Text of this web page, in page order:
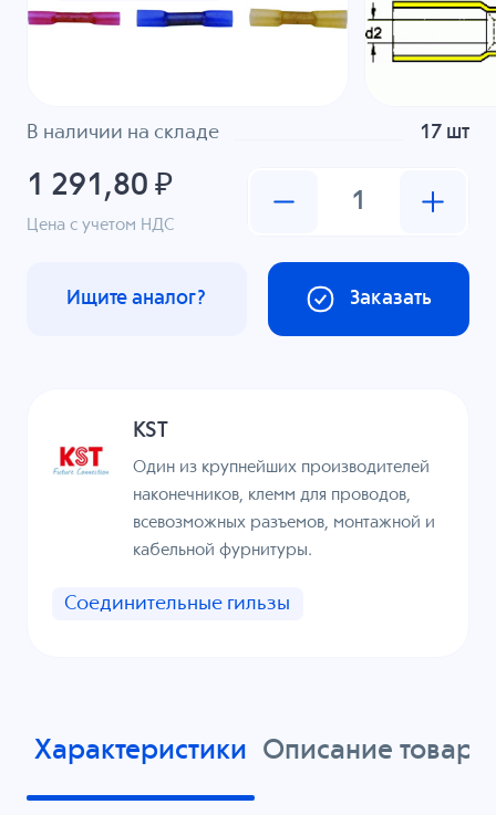
В наличии на складе 17 шт
1 291,80 ₽
Цена с учетом НДС
Заказать
Ищите аналог?
KST
Один из крупнейших производителей
наконечников, клемм для проводов,
всевозможных разъемов, монтажной и
кабельной фурнитуры.
Соединительные гильзы
Характеристики Описание товара